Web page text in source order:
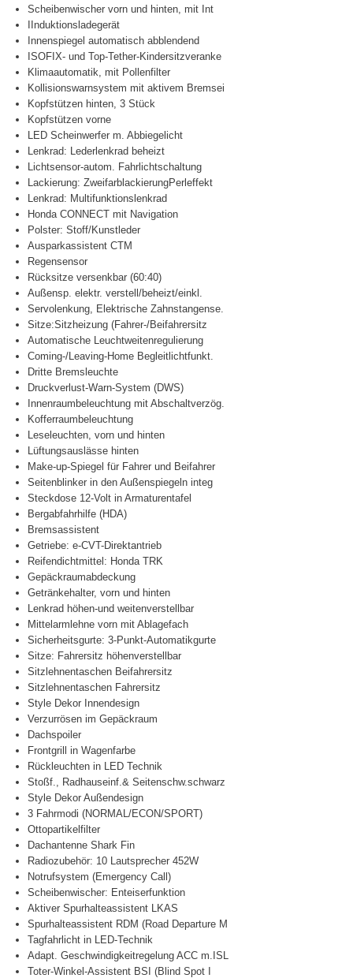
Scheibenwischer vorn und hinten, mit Int
IInduktionsladegerät
Innenspiegel automatisch abblendend
ISOFIX- und Top-Tether-Kindersitzveranke
Klimaautomatik, mit Pollenfilter
Kollisionswarnsystem mit aktivem Bremsei
Kopfstützen hinten, 3 Stück
Kopfstützen vorne
LED Scheinwerfer m. Abbiegelicht
Lenkrad: Lederlenkrad beheizt
Lichtsensor-autom. Fahrlichtschaltung
Lackierung: ZweifarblackierungPerleffekt
Lenkrad: Multifunktionslenkrad
Honda CONNECT mit Navigation
Polster: Stoff/Kunstleder
Ausparkassistent CTM
Regensensor
Rücksitze versenkbar (60:40)
Außensp. elektr. verstell/beheizt/einkl.
Servolenkung, Elektrische Zahnstangense.
Sitze:Sitzheizung (Fahrer-/Beifahrersitz
Automatische Leuchtweitenregulierung
Coming-/Leaving-Home Begleitlichtfunkt.
Dritte Bremsleuchte
Druckverlust-Warn-System (DWS)
Innenraumbeleuchtung mit Abschaltverzög.
Kofferraumbeleuchtung
Leseleuchten, vorn und hinten
Lüftungsauslässe hinten
Make-up-Spiegel für Fahrer und Beifahrer
Seitenblinker in den Außenspiegeln integ
Steckdose 12-Volt in Armaturentafel
Bergabfahrhilfe (HDA)
Bremsassistent
Getriebe: e-CVT-Direktantrieb
Reifendichtmittel: Honda TRK
Gepäckraumabdeckung
Getränkehalter, vorn und hinten
Lenkrad höhen-und weitenverstellbar
Mittelarmlehne vorn mit Ablagefach
Sicherheitsgurte: 3-Punkt-Automatikgurte
Sitze: Fahrersitz höhenverstellbar
Sitzlehnentaschen Beifahrersitz
Sitzlehnentaschen Fahrersitz
Style Dekor Innendesign
Verzurrösen im Gepäckraum
Dachspoiler
Frontgrill in Wagenfarbe
Rückleuchten in LED Technik
Stoßf., Radhauseinf.& Seitenschw.schwarz
Style Dekor Außendesign
3 Fahrmodi (NORMAL/ECON/SPORT)
Ottopartikelfilter
Dachantenne Shark Fin
Radiozubehör: 10 Lautsprecher 452W
Notrufsystem (Emergency Call)
Scheibenwischer: Enteiserfunktion
Aktiver Spurhalteassistent LKAS
Spurhalteassistent RDM (Road Departure M
Tagfahrlicht in LED-Technik
Adapt. Geschwindigkeitregelung ACC m.ISL
Toter-Winkel-Assistent BSI (Blind Spot I